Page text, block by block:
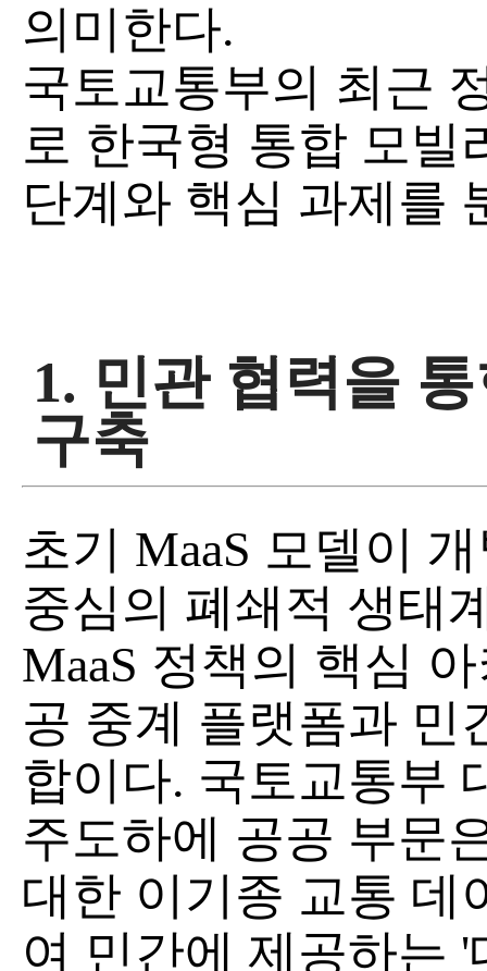
의미한다.
국토교통부의 최근
로 한국형 통합 모빌
단계와 핵심 과제를
1. 민관 협력을
구축
초기 MaaS 모델이
중심의 폐쇄적 생태
MaaS 정책의 핵심
공 중계 플랫폼과 민
합이다. 국토교통부
주도하에 공공 부문
대한 이기종 교통 데
여 민간에 제공하는